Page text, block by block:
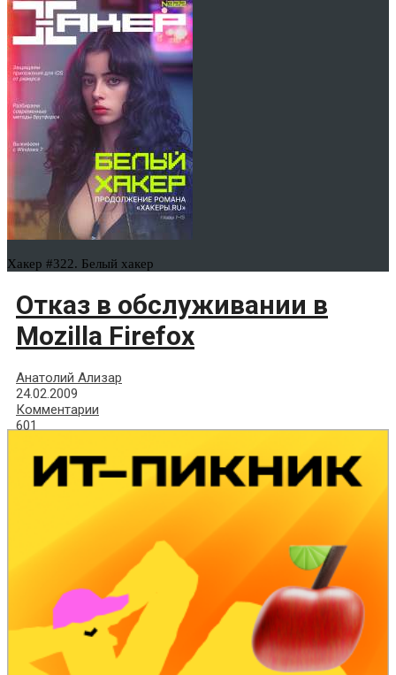
Хакер #322. Белый хакер
Отказ в обслуживании в
Mozilla Firefox
Анатолий Ализар
24.02.2009
Комментарии
601